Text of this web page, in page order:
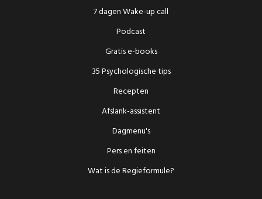
7 dagen Wake-up call
Podcast
Gratis e-books
35 Psychologische tips
Recepten
Afslank-assistent
Dagmenu's
Pers en feiten
Wat is de Regieformule?